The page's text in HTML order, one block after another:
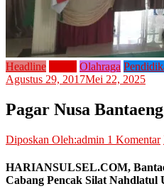
Headline Olahraga
Agustus 29, 2017Mei 22, 2025
Pagar Nusa
Diposkan Oleh:admin 1 Komentar
HARIANSULSEL.COM,
Cabang Pencak Silat Nahdlatul